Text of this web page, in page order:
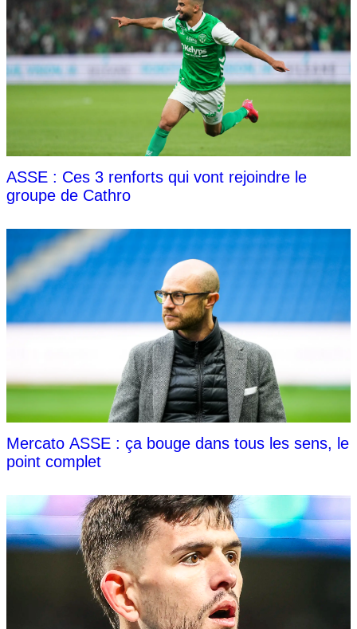
ASSE : Ces 3 renforts qui vont rejoindre le
groupe de Cathro
Mercato ASSE : ça bouge dans tous les sens, le
point complet